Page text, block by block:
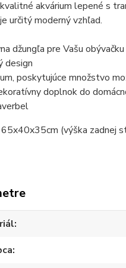
akvárium lepené s
určitý moderný vzhľad.
džungľa pre Vašu obývačku
design
poskytujúce množstvo
doplnok do
(výška zadnej